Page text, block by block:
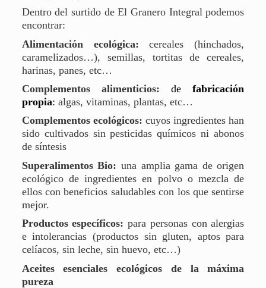
Dentro del surtido de El Granero Integral podemos
encontrar:
Alimentación ecológica:cereales (hinchados,
caramelizados…), semillas, tortitas de cereales,
harinas, panes, etc…
Complementos alimenticios:de fabricación
propia: algas, vitaminas, plantas, etc…
Complementos ecológicos: cuyos ingredientes han
sido cultivados sin pesticidas químicos ni abonos
de síntesis
Superalimentos Bio: una amplia gama de origen
ecológico de ingredientes en polvo o mezcla de
ellos con beneficios saludables con los que sentirse
mejor.
Productos específicos:para personas con alergias
e intolerancias (productos sin gluten, aptos para
celíacos, sin leche, sin huevo, etc…)
Aceites esenciales ecológicos de la máxima
pureza